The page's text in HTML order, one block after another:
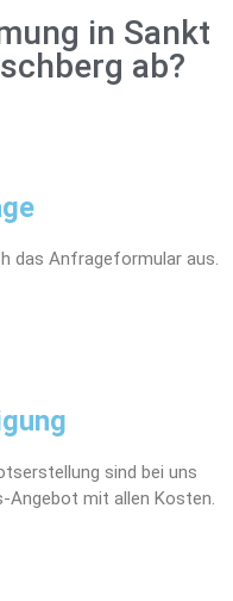
in Sankt
ab?
das Anfrageformular aus.
sind bei uns
Angebot mit allen Kosten.